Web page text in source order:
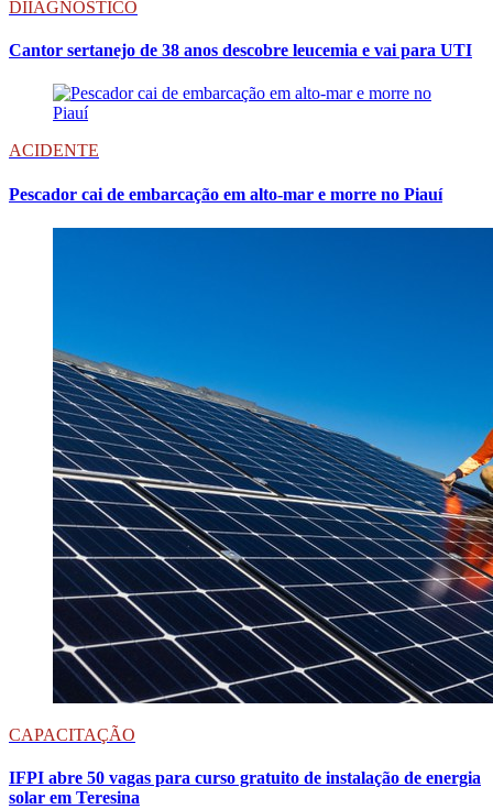
DIIAGNÓSTICO
Cantor sertanejo de 38 anos descobre leucemia e vai para UTI
ACIDENTE
Pescador cai de embarcação em alto-mar e morre no Piauí
CAPACITAÇÃO
IFPI abre 50 vagas para curso gratuito de instalação de energia
solar em Teresina